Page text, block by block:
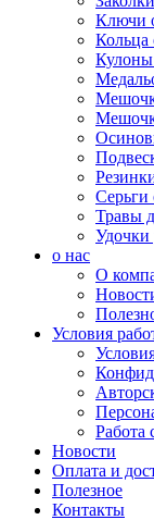
Ключи
Кольца
Серьги
Травы
Удочки
о нас
О
Условия
Работа
Новости
Оплата и
Полезное
Контакты